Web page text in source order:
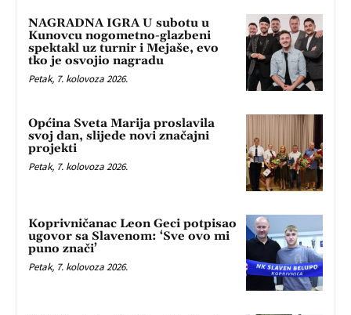
NAGRADNA IGRA U subotu u
Kunovcu nogometno-glazbeni
spektakl uz turnir i Mejaše, evo
tko je osvojio nagradu
Petak, 7. kolovoza 2026.
Općina Sveta Marija proslavila
svoj dan, slijede novi značajni
projekti
Petak, 7. kolovoza 2026.
Koprivničanac Leon Geci potpisao
ugovor sa Slavenom: ‘Sve ovo mi
puno znači’
Petak, 7. kolovoza 2026.